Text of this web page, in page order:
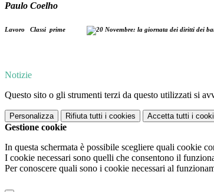
Paulo Coelho
Lavoro Classi prime
Notizie
Questo sito o gli strumenti terzi da questo utilizzati si
Personalizza Rifiuta tutti i cookies Accetta tutti i
Gestione cookie
In questa schermata è possibile scegliere quali cookie
I cookie necessari sono quelli che consentono il
Per conoscere quali sono i cookie necessari al